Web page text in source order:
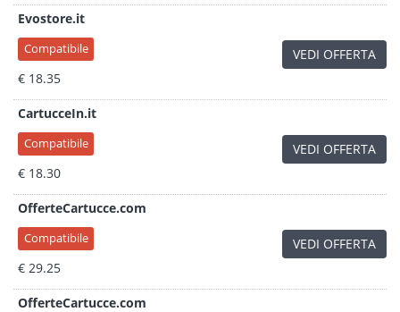
Evostore.it
Compatibile
€ 18.35
VEDI OFFERTA
CartucceIn.it
Compatibile
€ 18.30
VEDI OFFERTA
OfferteCartucce.com
Compatibile
€ 29.25
VEDI OFFERTA
OfferteCartucce.com